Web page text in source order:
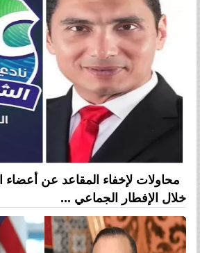
محاولات لإخفاء المقاعد عن أعضاء
خلال الإفطار الجماعي ...